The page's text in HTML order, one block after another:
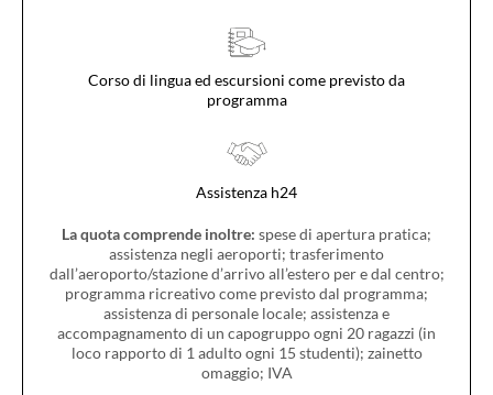
Corso di lingua ed escursioni come previsto da
programma
Assistenza h24
La quota comprende inoltre: spese di apertura pratica;
assistenza negli aeroporti; trasferimento
dall’aeroporto/stazione d’arrivo all’estero per e dal centro;
programma ricreativo come previsto dal programma;
assistenza di personale locale; assistenza e
accompagnamento di un capogruppo ogni 20 ragazzi (in
loco rapporto di 1 adulto ogni 15 studenti); zainetto
omaggio; IVA